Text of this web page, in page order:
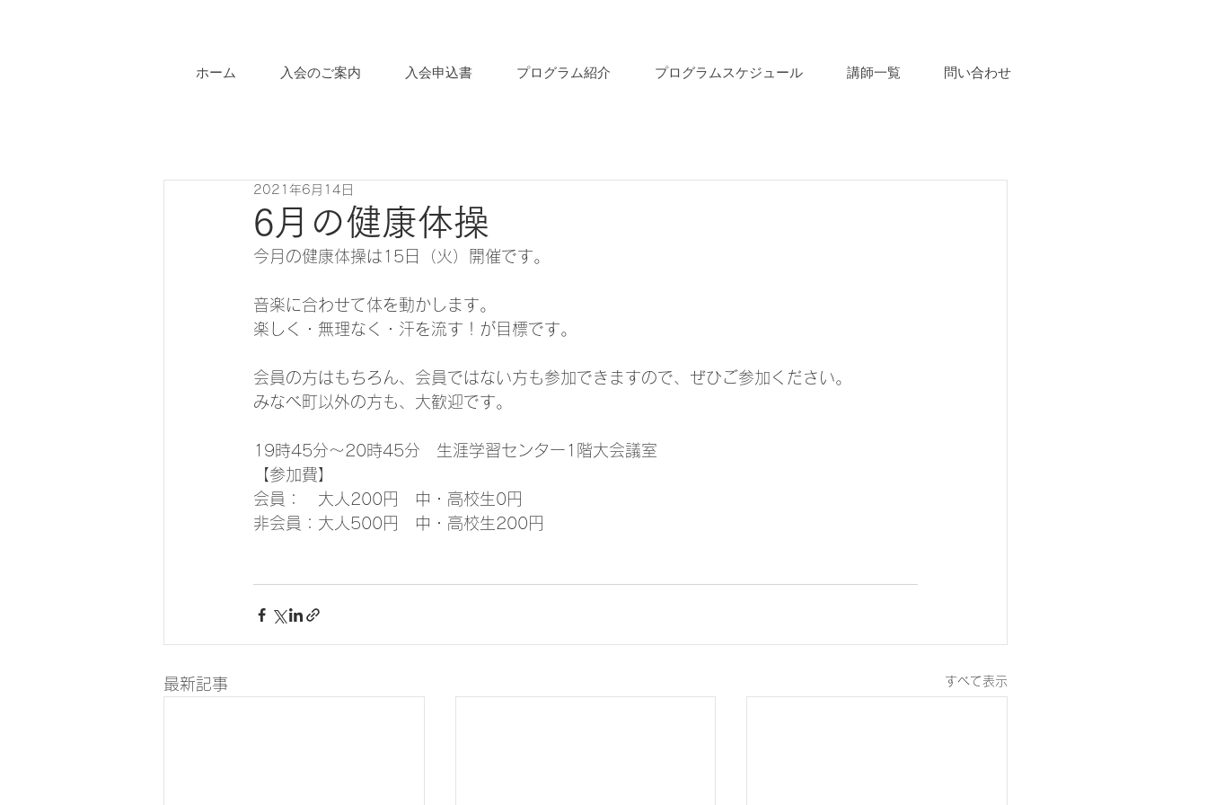
ホーム 入会のご案内 入会申込書 プログラム紹介 プログラムスケジュール 講師一覧 問い合わせ
6月の健康体操
2021年6月14日
今月の健康体操は15日（火）開催です。
音楽に合わせて体を動かします。
楽しく・無理なく・汗を流す！が目標です。
会員の方はもちろん、会員ではない方も参加できますので、ぜひご参加ください。
みなべ町以外の方も、大歓迎です。
19時45分～20時45分　生涯学習センター1階大会議室
【参加費】
会員：　大人200円　中・高校生0円
非会員：大人500円　中・高校生200円
最新記事 すべて表示